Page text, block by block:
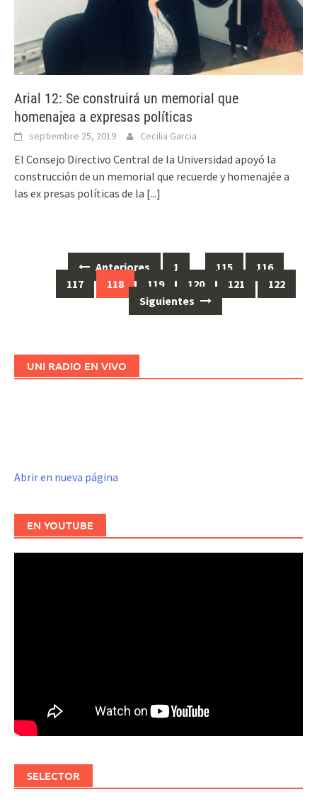
Arial 12: Se construirá un memorial que
homenajea a expresas políticas
septiembre 25, 2019 Cecilia Garcia
El Consejo Directivo Central de la Universidad apoyó la
construcción de un memorial que recuerde y homenajée a
las ex presas políticas de la [...]
Anteriores 1 … 115
116
117
118 119 120 121
122
Siguientes
UNI RADIO EN VIVO
Abrir en nueva página
EN YOUTUBE
SELECTOR